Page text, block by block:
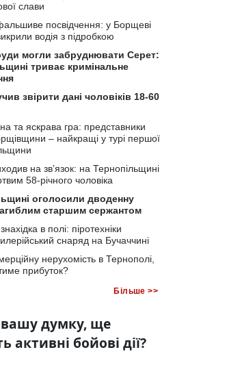
слави
посвідчення: у Борщеві
водія з підробкою
могли забруднювати Серет:
триває кримінальне
звірити дані чоловіків 18-60
та яскрава гра: представники
– найкращі у турі першої
на зв’язок: на Тернопільщині
58-річного чоловіка
оголосили дводенну
старшим сержантом
в полі: піротехніки
снаряд на Бучаччині
нерухомість в Тернополі,
прибуток?
Більше >>
вашу думку, ще
активні бойові дії?